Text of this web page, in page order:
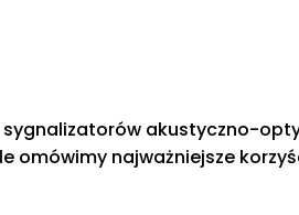
akustyczno-
omówimy najważniejsze